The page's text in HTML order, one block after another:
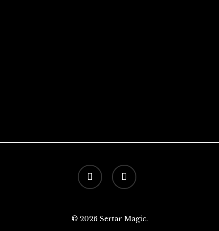
facebook instagram
© 2026 Sertar Magic.